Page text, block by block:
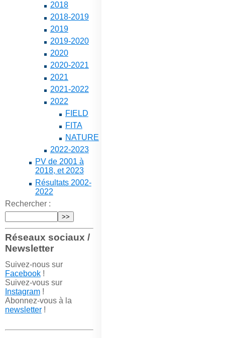
2018
2018-2019
2019
2019-2020
2020
2020-2021
2021
2021-2022
2022
FIELD
FITA
NATURE
2022-2023
PV de 2001 à
2018, et 2023
Résultats 2002-
2022
Rechercher :
Réseaux sociaux /
Newsletter
Suivez-nous sur
Facebook!
Suivez-vous sur
Instagram!
Abonnez-vous à la
newsletter!